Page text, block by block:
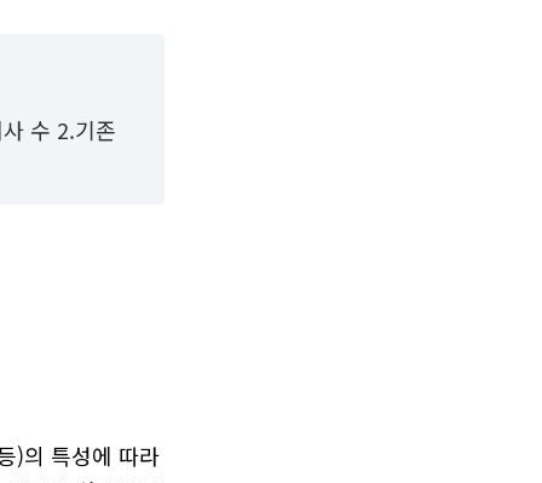
수 2.기존
)의 특성에 따라